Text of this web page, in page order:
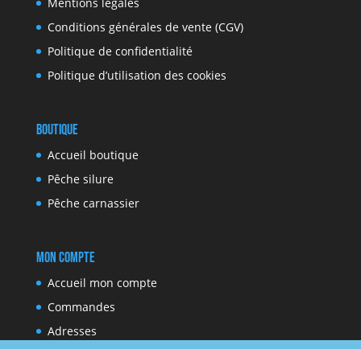
Conditions générales de vente (CGV)
Politique de confidentialité
Politique d’utilisation des cookies
Boutique
Accueil boutique
Pêche silure
Pêche carnassier
Mon compte
Accueil mon compte
Commandes
Adresses